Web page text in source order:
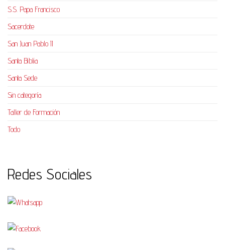
S.S. Papa Francisco
Sacerdote
San Juan Pablo II
Santa Biblia
Santa Sede
Sin categoría
Taller de Formación
Todo
Redes Sociales